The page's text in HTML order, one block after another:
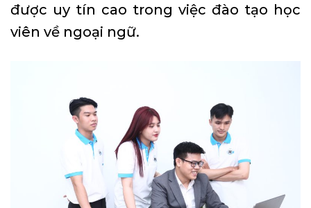
được uy tín cao trong việc đào tạo học
viên về ngoại ngữ.